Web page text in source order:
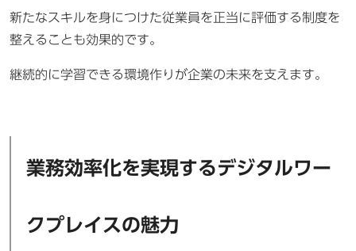
新たなスキルを身につけた従業員を正当に評価する制度を
整えることも効果的です。
継続的に学習できる環境作りが企業の未来を支えます。
業務効率化を実現するデジタルワー
クプレイスの魅力